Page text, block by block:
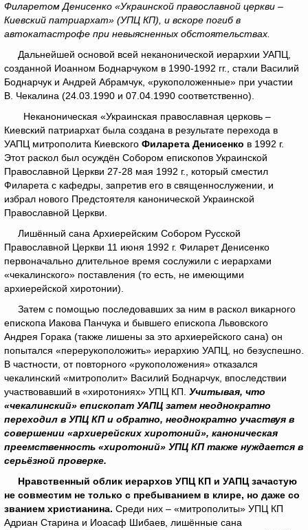
Филаретом Денисенко «Украинской православной церкви –
Киевский патриархат» (УПЦ КП), и вскоре погиб в
автокатастрофе при невыясненных обстоятельствах.
Дальнейшей основой всей неканонической иерархии УАПЦ,
созданной Иоанном Боднарчуком в 1990-1992 гг., стали Василий
Боднарчук и Андрей Абрамчук, «рукоположенные» при участии
В. Чекалина (24.03.1990 и 07.04.1990 соответственно).
Неканоническая «Украинская православная церковь –
Киевский патриархат была создана в результате перехода в
УАПЦ митрополита Киевского Филарета Денисенко в 1992 г.
Этот раскол был осуждён Собором епископов Украинской
Православной Церкви 27-28 мая 1992 г., который сместил
Филарета с кафедры, запретив его в священнослужении, и
избрал нового Предстоятеля канонической Украинской
Православной Церкви.
Лишённый сана Архиерейским Собором Русской
Православной Церкви 11 июня 1992 г. Филарет Денисенко
первоначально длительное время сослужили с иерархами
«чекалинского» поставления (то есть, не имеющими
архиерейской хиротонии).
Затем с помощью последовавших за ним в раскол викарного
епископа Иакова Панчука и бывшего епископа Львовского
Андрея Горака (также лишены за это архиерейского сана) он
попытался «перерукоположить» иерархию УАПЦ, но безуспешно.
В частности, от повторного «рукоположения» отказался
чекалинский «митрополит» Василий Боднарчук, впоследствии
участвовавший в «хиротониях» УПЦ КП. Учитывая, что
«чекалинский» епископат УАПЦ затем неоднократно
переходил в УПЦ КП и обратно, неоднократно участвуя в
совершении «архиерейских хиротоний», каноническая
преемственность «хиротоний» УПЦ КП также нуждается в
серьёзной проверке.
Нравственный облик иерархов УПЦ КП и УАПЦ зачастую
не совместим не только с пребыванием в клире, но даже со
званием христианина. Среди них – «митрополиты» УПЦ КП
Адриан Старина и Иоасаф Шибаев, лишённые сана